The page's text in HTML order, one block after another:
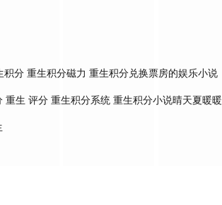
积分 重生积分磁力 重生积分兑换票房的娱乐小说
重生 评分 重生积分系统 重生积分小说晴天夏暖暖